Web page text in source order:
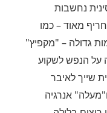
נחשבות
מאוד – כמו
גדולה – "מקפיץ"
על הנפש לשקוע
שייך לאיבר
אנרגיה